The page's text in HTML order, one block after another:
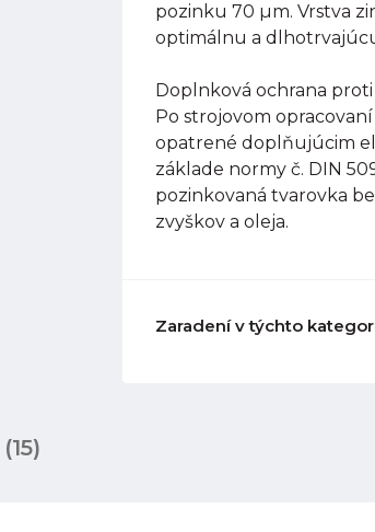
pozinku 70 µm. Vrstva
optimálnu a
Doplnková ochrana proti
Po strojovom
opatrené doplňujúcim
základe normy č. DIN
pozinkovaná tvarovka
zvyškov a oleja.
Zaradení v týchto
(15)